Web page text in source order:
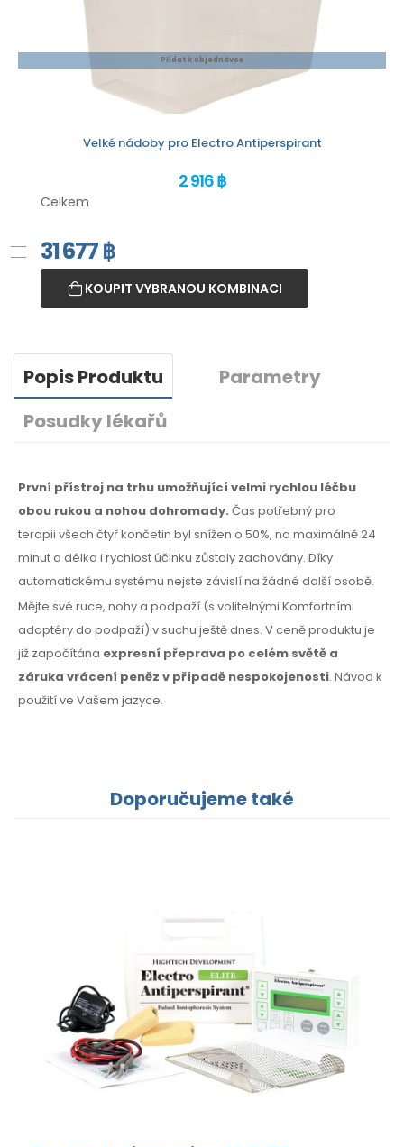
Přidat k objednávce
Velké nádoby pro Electro Antiperspirant
2 916 ฿
Celkem
31 677฿
KOUPIT VYBRANOU KOMBINACI
Popis Produktu
Parametry
Posudky lékařů
První přístroj na trhu umožňující velmi rychlou léčbu
obou rukou a nohou dohromady. Čas potřebnýpro
terapii všech čtyř končetin byl snížen o 50%, na maximálně24
minut a délka i rychlost účinku zůstaly zachovány. Díky
automatickému systému nejste závislí na žádné další osobě.
Mějte své ruce, nohy a podpaží (s volitelnými Komfortními
adaptéry do podpaží) v suchu ještě dnes. V ceně produktu je
již započítána expresní přeprava po celém světě a
záruka vrácení peněz v případě nespokojenosti. Návod k
použitíve Vašem jazyce.
Doporučujeme také